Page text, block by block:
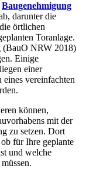
Baugenehmigung
darunter die
örtlichen
Toranlage.
(BauO NRW 2018)
Einige
einer
vereinfachten
können,
mit der
zu setzen. Dort
für Ihre geplante
und welche